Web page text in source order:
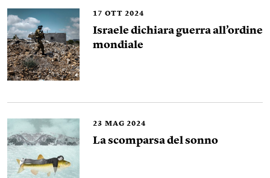
17 OTT 2024
Israele dichiara guerra all’ordine
mondiale
23 MAG 2024
La scomparsa del sonno